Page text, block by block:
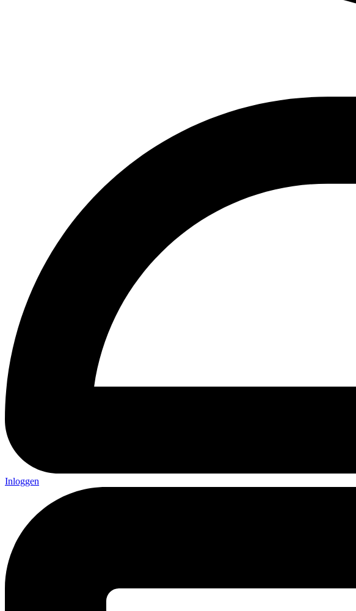
Inloggen